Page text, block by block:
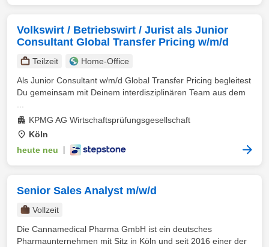
Volkswirt / Betriebswirt / Jurist als Junior
Consultant Global Transfer Pricing w/m/d
Teilzeit
Home-Office
Als Junior Consultant w/m/d Global Transfer Pricing begleitest
Du gemeinsam mit Deinem interdisziplinären Team aus dem
KPMG AG Wirtschaftsprüfungsgesellschaft
Köln
heute neu
Senior Sales Analyst m/w/d
Vollzeit
Die Cannamedical Pharma GmbH ist ein deutsches
Pharmaunternehmen mit Sitz in Köln und seit 2016 einer der